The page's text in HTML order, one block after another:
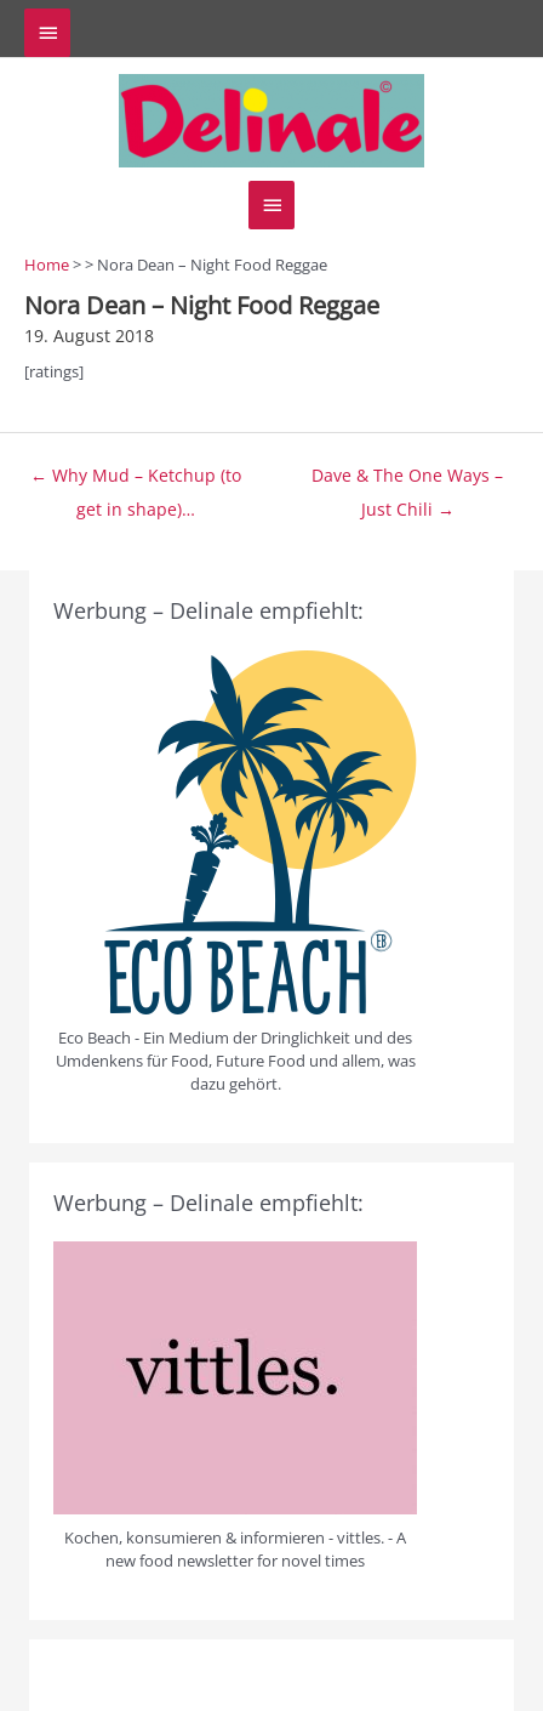
Zum
Inhalt
springen
Above
Hauptmenü
Home> > Nora Dean – Night Food Reggae
Nora Dean – Night Food Reggae
19. August 2018
[ratings]
Beitragsnavigation
← Why Mud – Ketchup (to
get in shape)…
Dave & The One Ways –
Just Chili →
Werbung – Delinale empfiehlt:
Eco Beach - Ein Medium der Dringlichkeit und des
Umdenkens für Food, Future Food und allem, was
dazu gehört.
Werbung – Delinale empfiehlt:
Kochen, konsumieren & informieren - vittles. - A
new food newsletter for novel times